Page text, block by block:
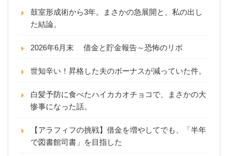
鼓室形成術から3年。まさかの急展開と、私の出し
た結論。
2026年6月末 借金と貯金報告～恐怖のリボ
世知辛い！昇格した夫のボーナスが減っていた件。
白髪予防に食べたハイカカオチョコで、まさかの大
惨事になった話。
【アラフィフの挑戦】借金を増やしてでも、「半年
で図書館司書」を目指した